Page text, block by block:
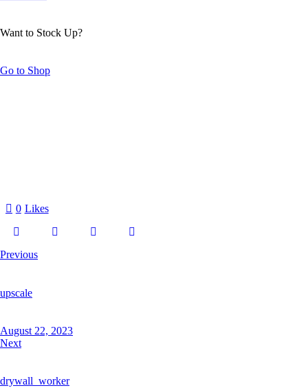
Want to Stock Up?
Go to Shop
0 Likes
Previous
upscale
August 22, 2023
Next
drywall_worker